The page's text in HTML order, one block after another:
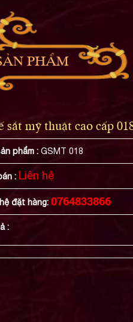
PHẨM
sắt mỹ thuật cao cấp
phẩm : GSMT 018
: Liên hệ
đặt hàng: 0764833866
: